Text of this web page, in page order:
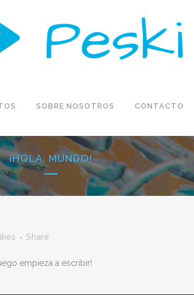
SOBRE NOSOTROS CONTACTO
¡HOLA, MUNDO!
Likes Share
empieza a escribir!